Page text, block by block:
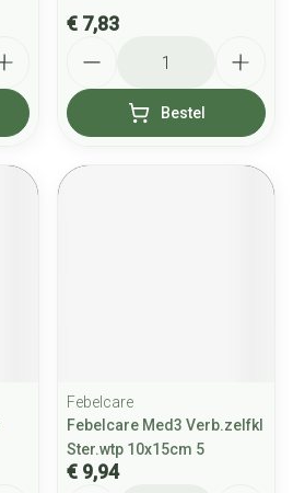
€ 7,83
Bestel
Febelcare
Febelcare Med3 Verb.zelfkl
Ster.wtp 10x15cm 5
€ 9,94